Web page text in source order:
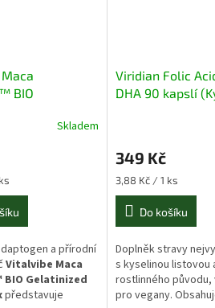
BIO
Skladem
a přírodní
Vitalvibe Maca
Gelatinized
představuje
Viridian Folic
DHA 90 kapslí
349 Kč
Měrná
cena:
3,88 Kč / 1 ks
Do košíku
Doplněk stravy
s kyselinou listovou
rostlinného původu,
pro vegany.